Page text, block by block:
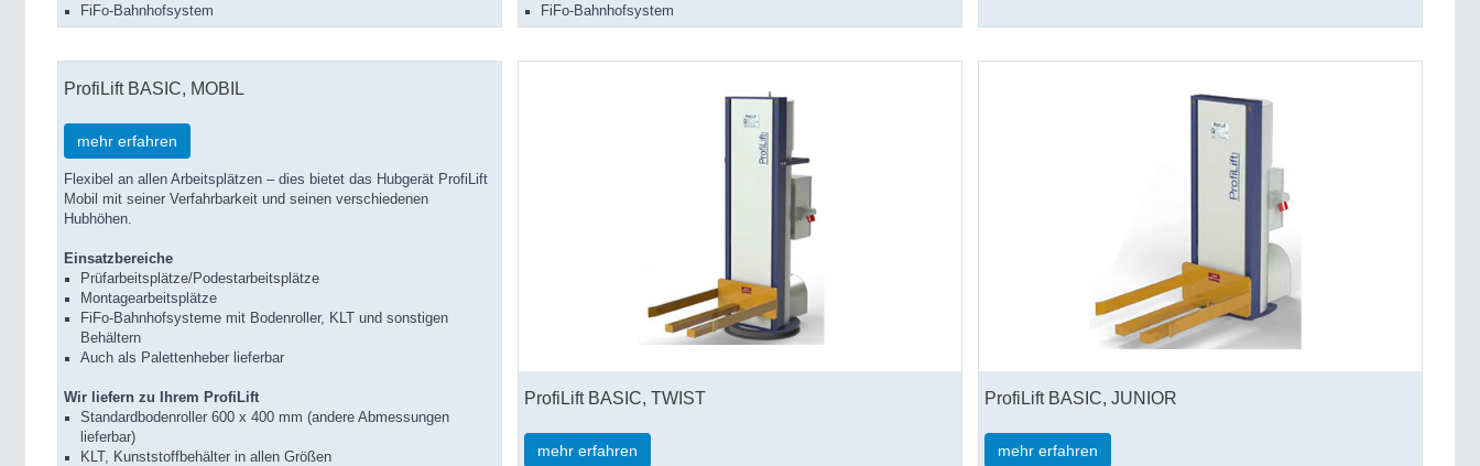
FiFo-Bahnhofsystem
FiFo-Bahnhofsystem
ProfiLift BASIC, MOBIL
mehr erfahren
Flexibel an allen Arbeitsplätzen – dies bietet das Hubgerät ProfiLift
Mobil mit seiner Verfahrbarkeit und seinen verschiedenen
Hubhöhen.
Einsatzbereiche
Prüfarbeitsplätze/Podestarbeitsplätze
Montagearbeitsplätze
FiFo-Bahnhofsysteme mit Bodenroller, KLT und sonstigen
Behältern
Auch als Palettenheber lieferbar
Wir liefern zu Ihrem ProfiLift
Standardbodenroller 600 x 400 mm (andere Abmessungen
lieferbar)
KLT, Kunststoffbehälter in allen Größen
ProfiLift BASIC, TWIST
mehr erfahren
ProfiLift BASIC, JUNIOR
mehr erfahren